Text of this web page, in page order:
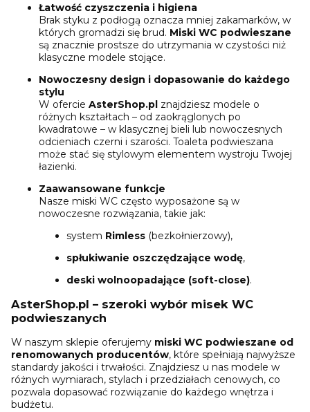
Łatwość czyszczenia i higiena
Brak styku z podłogą oznacza mniej zakamarków, w
których gromadzi się brud. Miski WC podwieszane
są znacznie prostsze do utrzymania w czystości niż
klasyczne modele stojące.
Nowoczesny design i dopasowanie do każdego
stylu
W ofercie AsterShop.pl znajdziesz modele o
różnych kształtach – od zaokrąglonych po
kwadratowe – w klasycznej bieli lub nowoczesnych
odcieniach czerni i szarości. Toaleta podwieszana
może stać się stylowym elementem wystroju Twojej
łazienki.
Zaawansowane funkcje
Nasze miski WC często wyposażone są w
nowoczesne rozwiązania, takie jak:
system Rimless (bezkołnierzowy),
spłukiwanie oszczędzające wodę,
deski wolnoopadające (soft-close).
AsterShop.pl – szeroki wybór misek WC
podwieszanych
W naszym sklepie oferujemy miski WC podwieszane od
renomowanych producentów, które spełniają najwyższe
standardy jakości i trwałości. Znajdziesz u nas modele w
różnych wymiarach, stylach i przedziałach cenowych, co
pozwala dopasować rozwiązanie do każdego wnętrza i
budżetu.